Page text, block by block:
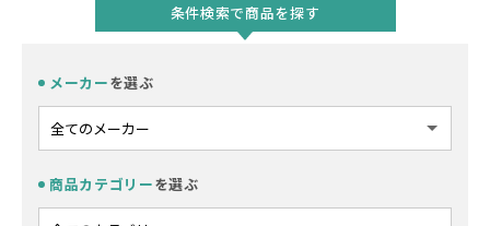
条件検索で商品を探す
メーカーを選ぶ
商品カテゴリーを選ぶ